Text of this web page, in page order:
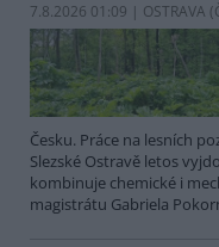
7.8.2026 01:09 | OSTRAVA (
Česku. Práce na lesních
Slezské Ostravě letos
kombinuje chemické i
magistrátu Gabriela